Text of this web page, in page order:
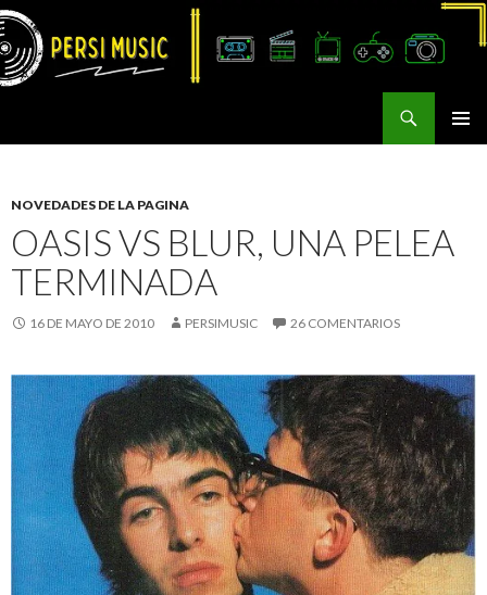
NOVEDADES DE LA PAGINA
OASIS VS BLUR, UNA PELEA
TERMINADA
16 DE MAYO DE 2010 PERSIMUSIC 26 COMENTARIOS